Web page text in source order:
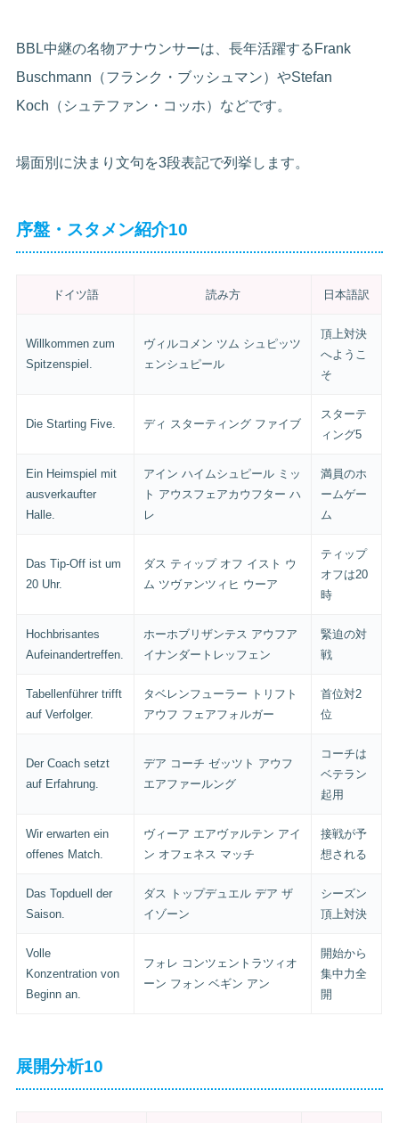
BBL中継の名物アナウンサーは、長年活躍するFrank
Buschmann（フランク・ブッシュマン）やStefan
Koch（シュテファン・コッホ）などです。
場面別に決まり文句を3段表記で列挙します。
序盤・スタメン紹介10
ドイツ語 読み方 日本語訳
Willkommen zum
Spitzenspiel.
ヴィルコメン ツム シュピッツ
ェンシュピール
頂上対決
へようこ
そ
Die Starting Five. ディ スターティング ファイブ
スターテ
ィング5
Ein Heimspiel mit
ausverkaufter
Halle.
アイン ハイムシュピール ミッ
ト アウスフェアカウフター ハ
レ
満員のホ
ームゲー
ム
Das Tip-Off ist um
20 Uhr.
ダス ティップ オフ イスト ウ
ム ツヴァンツィヒ ウーア
ティップ
オフは20
時
Hochbrisantes
Aufeinandertreffen.
ホーホブリザンテス アウフア
イナンダートレッフェン
緊迫の対
戦
Tabellenführer trifft
auf Verfolger.
タベレンフューラー トリフト
アウフ フェアフォルガー
首位対2
位
Der Coach setzt
auf Erfahrung.
デア コーチ ゼッツト アウフ
エアファールング
コーチは
ベテラン
起用
Wir erwarten ein
offenes Match.
ヴィーア エアヴァルテン アイ
ン オフェネス マッチ
接戦が予
想される
Das Topduell der
Saison.
ダス トップデュエル デア ザ
イゾーン
シーズン
頂上対決
Volle
Konzentration von
Beginn an.
フォレ コンツェントラツィオ
ーン フォン ベギン アン
開始から
集中力全
開
展開分析10